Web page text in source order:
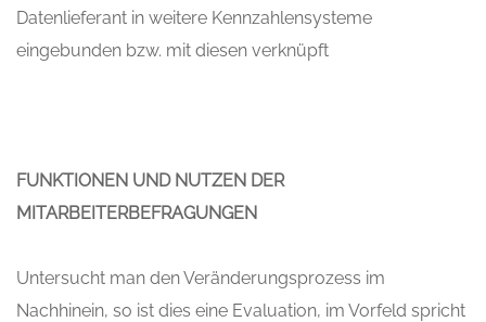
Datenlieferant in weitere Kennzahlensysteme
eingebunden bzw. mit diesen verknüpft
FUNKTIONEN UND NUTZEN DER
MITARBEITERBEFRAGUNGEN
Untersucht man den Veränderungsprozess im
Nachhinein, so ist dies eine Evaluation, im Vorfeld spricht